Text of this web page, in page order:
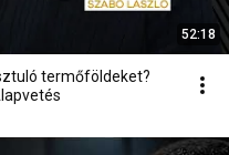
52:18
termőföldeket?